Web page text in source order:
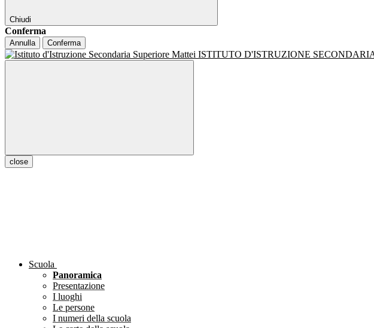
Chiudi
Conferma
Annulla Conferma
ISTITUTO D'ISTRUZIONE
close
Scuola
Panoramica
Presentazione
I luoghi
Le persone
I numeri della scuola